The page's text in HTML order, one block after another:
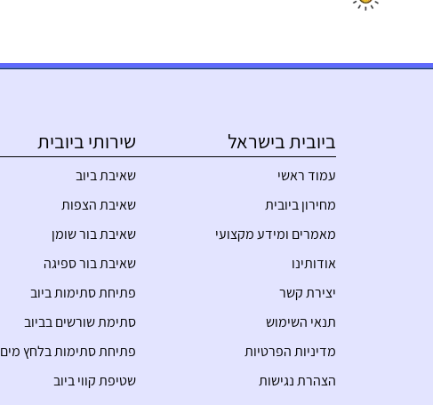
ביובית בישראל
עמוד ראשי
מחירון ביובית
מאמרים ומידע מקצועי
אודותינו
יצירת קשר
תנאי השימוש
מדיניות הפרטיות
הצהרת נגישות
שירותי ביובית
שאיבת ביוב
שאיבת הצפות
שאיבת בור שומן
שאיבת בור ספיגה
פתיחת סתימות ביוב
סתימת שורשים בביוב
פתיחת סתימות בלחץ מים
שטיפת קווי ביוב